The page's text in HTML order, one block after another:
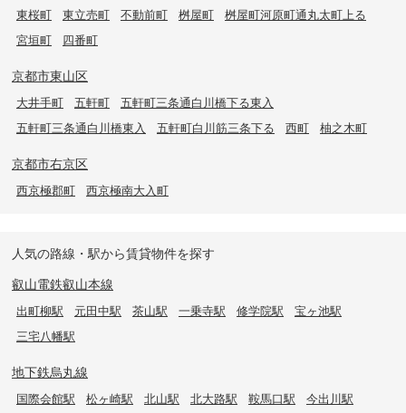
東桜町
東立売町 不動前町 桝屋町
桝屋町河原町通丸太町上る
宮垣町
四番町
京都市東山区
大井手町 五軒町
五軒町三条通白川橋下る東入
五軒町三条通白川橋東入
五軒町白川筋三条下る 西町 柚之木町
京都市右京区
西京極郡町 西京極南大入町
人気の路線・駅から賃貸物件を探す
叡山電鉄叡山本線
出町柳駅 元田中駅 茶山駅 一乗寺駅 修学院駅
宝ヶ池駅
三宅八幡駅
地下鉄烏丸線
国際会館駅 松ヶ崎駅 北山駅 北大路駅 鞍馬口駅
今出川駅